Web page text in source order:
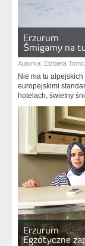
Erzurum
Śmigamy na
Autorka: Elżbieta
Nie ma tu
europejskimi
hotelach, świetny
Erzurum
Egzotyczne